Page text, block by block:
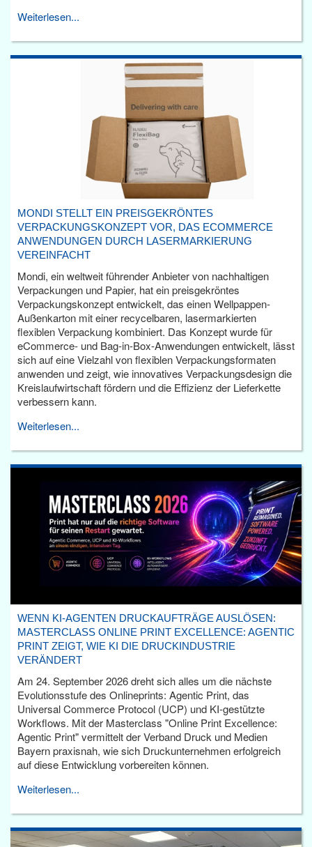
Weiterlesen...
MONDI STELLT EIN PREISGEKRÖNTES
VERPACKUNGSKONZEPT VOR, DAS ECOMMERCE
ANWENDUNGEN DURCH LASERMARKIERUNG
VEREINFACHT
Mondi, ein weltweit führender Anbieter von nachhaltigen
Verpackungen und Papier, hat ein preisgekröntes
Verpackungskonzept entwickelt, das einen Wellpappen-
Außenkarton mit einer recycelbaren, lasermarkierten
flexiblen Verpackung kombiniert. Das Konzept wurde für
eCommerce- und Bag-in-Box-Anwendungen entwickelt, lässt
sich auf eine Vielzahl von flexiblen Verpackungsformaten
anwenden und zeigt, wie innovatives Verpackungsdesign die
Kreislaufwirtschaft fördern und die Effizienz der Lieferkette
verbessern kann.
Weiterlesen...
WENN KI-AGENTEN DRUCKAUFTRÄGE AUSLÖSEN:
MASTERCLASS ONLINE PRINT EXCELLENCE: AGENTIC
PRINT ZEIGT, WIE KI DIE DRUCKINDUSTRIE
VERÄNDERT
Am 24. September 2026 dreht sich alles um die nächste
Evolutionsstufe des Onlineprints: Agentic Print, das
Universal Commerce Protocol (UCP) und KI-gestützte
Workflows. Mit der Masterclass "Online Print Excellence:
Agentic Print" vermittelt der Verband Druck und Medien
Bayern praxisnah, wie sich Druckunternehmen erfolgreich
auf diese Entwicklung vorbereiten können.
Weiterlesen...